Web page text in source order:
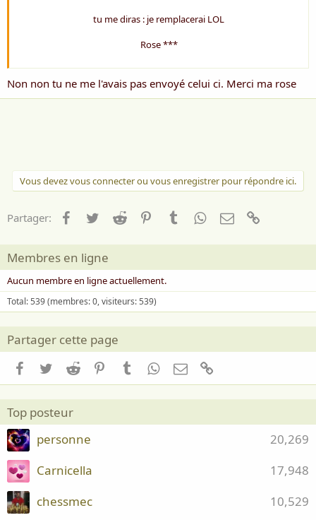
tu me diras : je remplacerai LOL
Rose ***
Non non tu ne me l'avais pas envoyé celui ci. Merci ma rose
Vous devez vous connecter ou vous enregistrer pour répondre ici.
Partager: Facebook
TwitterReddit PinterestTumblrWhatsApp
Email
Membres en ligne
Aucun membre en ligne actuellement.
Total: 539 (membres: 0, visiteurs: 539)
Partager cette page
Facebook
TwitterReddit PinterestTumblrWhatsApp
Email
Top posteur
20,269
personne
17,948
Carnicella
10,529
chessmec